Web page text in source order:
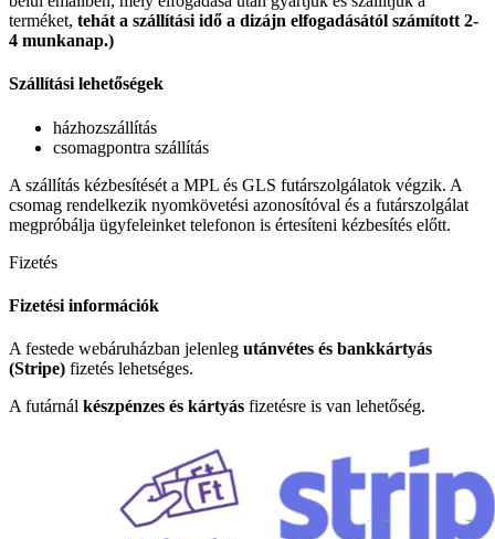
terméket, tehát a szállítási idő a dizájn elfogadásától számított 2-
4 munkanap.)
Szállítási lehetőségek
házhozszállítás
csomagpontra szállítás
A szállítás kézbesítését a MPL és GLS futárszolgálatok végzik. A
csomag rendelkezik nyomkövetési azonosítóval és a futárszolgálat
megpróbálja ügyfeleinket telefonon is értesíteni kézbesítés előtt.
Fizetés
Fizetési információk
A festede webáruházban jelenleg utánvétes és bankkártyás
(Stripe) fizetés lehetséges.
A futárnál készpénzes és kártyás fizetésre is van lehetőség.